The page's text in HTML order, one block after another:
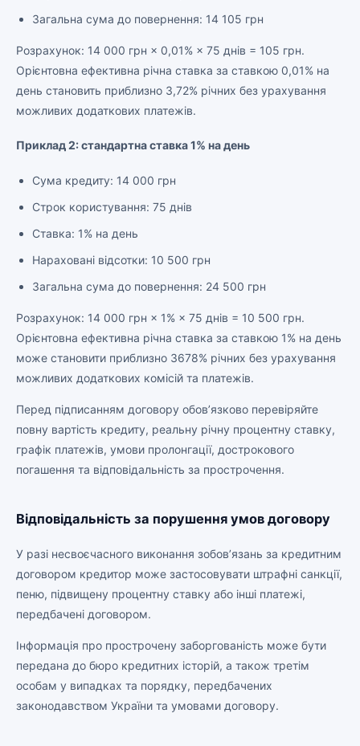
Загальна сума до повернення: 14 105 грн
Розрахунок: 14 000 грн × 0,01% × 75 днів = 105 грн.
Орієнтовна ефективна річна ставка за ставкою 0,01% на
день становить приблизно 3,72% річних без урахування
можливих додаткових платежів.
Приклад 2: стандартна ставка 1% на день
Сума кредиту: 14 000 грн
Строк користування: 75 днів
Ставка: 1% на день
Нараховані відсотки: 10 500 грн
Загальна сума до повернення: 24 500 грн
Розрахунок: 14 000 грн × 1% × 75 днів = 10 500 грн.
Орієнтовна ефективна річна ставка за ставкою 1% на день
може становити приблизно 3678% річних без урахування
можливих додаткових комісій та платежів.
Перед підписанням договору обов’язково перевіряйте
повну вартість кредиту, реальну річну процентну ставку,
графік платежів, умови пролонгації, дострокового
погашення та відповідальність за прострочення.
Відповідальність за порушення умов договору
У разі несвоєчасного виконання зобов’язань за кредитним
договором кредитор може застосовувати штрафні санкції,
пеню, підвищену процентну ставку або інші платежі,
передбачені договором.
Інформація про прострочену заборгованість може бути
передана до бюро кредитних історій, а також третім
особам у випадках та порядку, передбачених
законодавством України та умовами договору.